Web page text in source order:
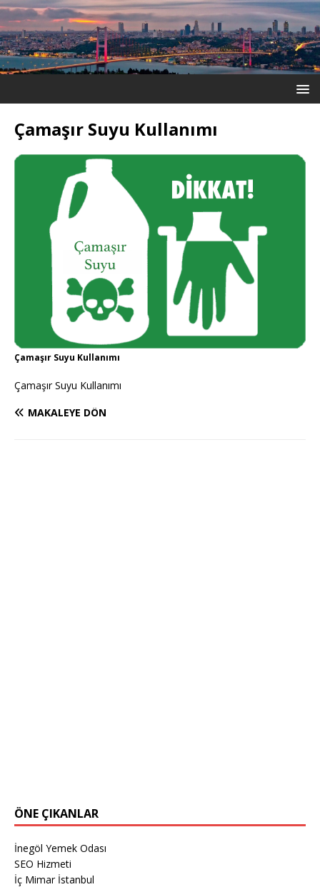
Çamaşır Suyu Kullanımı
Çamaşır Suyu Kullanımı
Çamaşır Suyu Kullanımı
MAKALEYE DÖN
ÖNE ÇIKANLAR
İnegöl Yemek Odası
SEO Hizmeti
İç Mimar İstanbul